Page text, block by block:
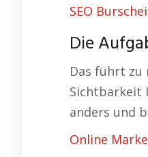
SEO
Die
Das führt zu
Sichtbarkeit
anders und
Online